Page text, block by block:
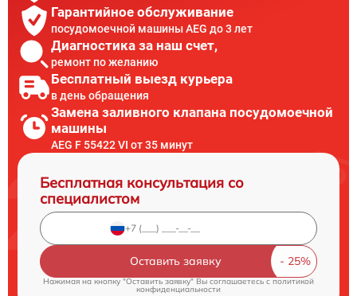
Гарантийное обслуживание
посудомоечной машины AEG до 3 лет
Диагностика за наш счет,
ремонт по желанию
Бесплатный выезд курьера
в день обращения
Замена заливного клапана посудомоечной
машины
AEG F 55422 VI от 35 минут
Бесплатная консультация со
специалистом
Оставить заявку
Нажимая на кнопку "Оставить заявку" Вы соглашаетесь cполитикой
конфиденциальности